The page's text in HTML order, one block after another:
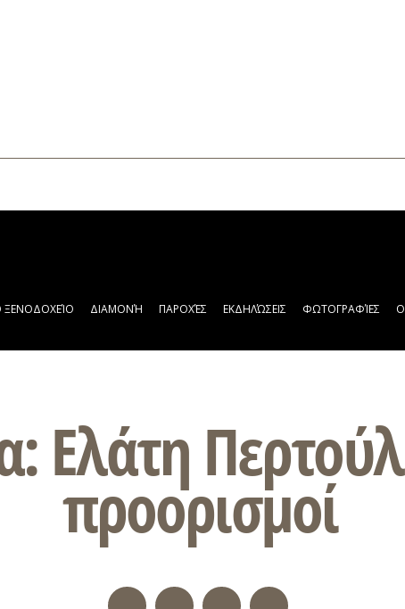
ΞΕΝΟΔΟΧΕΊΟ ΔΙΑΜΟΝΉ ΠΑΡΟΧΈΣ ΕΚΔΗΛΏΣΕΙΣ ΦΩΤΟΓΡΑΦΊΕΣ
Ελάτη
προορισμοί